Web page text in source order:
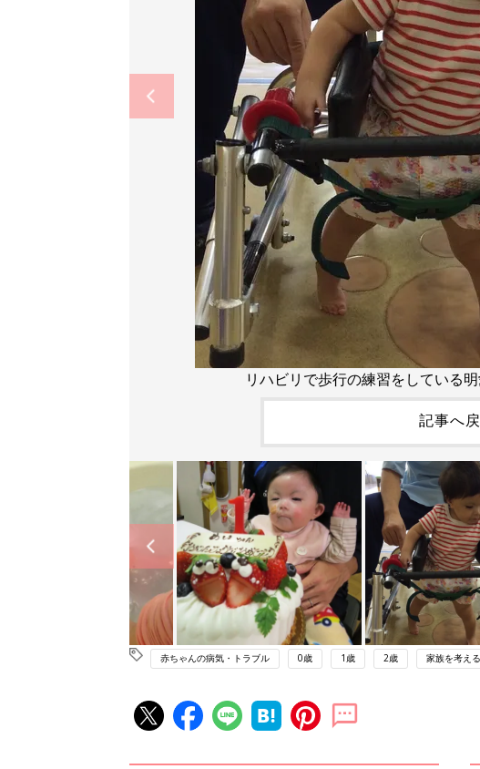
リハビリで歩行の練習をしている
記事へ
赤ちゃんの病気・トラブル 0歳 1歳 2歳 家族を考える